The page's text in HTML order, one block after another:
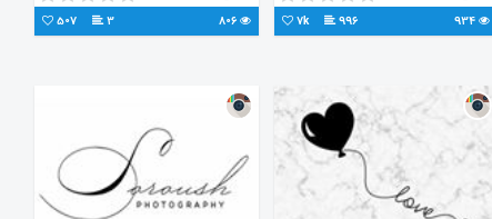
934
996
7k
806
3
507